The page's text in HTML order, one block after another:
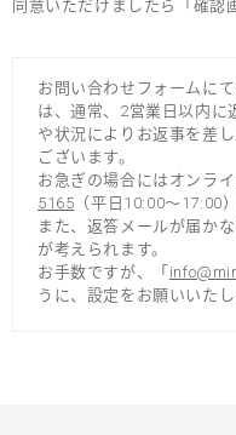
同意いただけましたら「確認
お問い合わせフォームに
は、通常、2営業日以内に
や状況によりお返事を差
ございます。
お急ぎの場合にはオンラ
5165 （平日10:00～17:00
また、返答メールが届か
が考えられます。
お手数ですが、「
うに、設定をお願いいたし